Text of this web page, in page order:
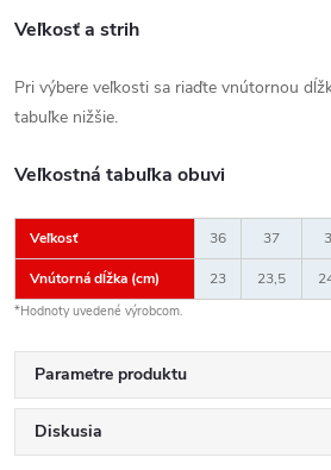
Veľkosť a strih
Pri výbere veľkosti sa riaďte vnútornou
tabuľke nižšie.
Veľkostná tabuľka obuvi
Veľkosť 36 37
Vnútorná dĺžka (cm) 23 23,5
*Hodnoty uvedené výrobcom.
Parametre produktu
Diskusia